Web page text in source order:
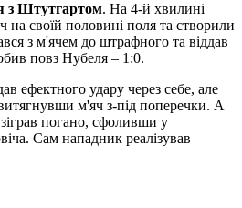
з Штутгартом. На 4-й хвилині
на своїй половині поля та створили
з м'ячем до штрафного та віддав
повз Нубеля – 1:0.
ефектного удару через себе, але
м'яч з-під поперечки. А
погано, сфоливши у
Сам нападник реалізував